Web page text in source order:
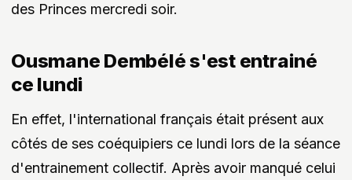
des Princes mercredi soir.
Ousmane Dembélé s'est entrainé
ce lundi
En effet, l'international français était présent aux
côtés de ses coéquipiers ce lundi lors de la séance
d'entrainement collectif. Après avoir manqué celui